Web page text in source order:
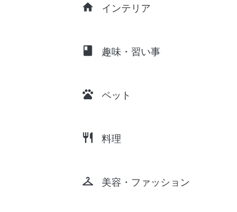
home インテリア
class 趣味・習い事
pets ペット
restaurant 料理
checkroom 美容・ファッション